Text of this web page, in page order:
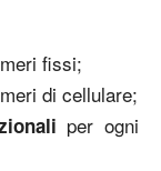
fissi;
di cellulare;
per ogni